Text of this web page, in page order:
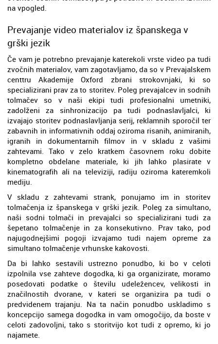
na vpogled.
Prevajanje video materialov iz španskega v
grški jezik
Če vam je potrebno prevajanje katerekoli vrste video pa tudi
zvočnih materialov, vam zagotavljamo, da so v Prevajalskem
centtru Akademije Oxford zbrani strokovnjaki, ki so
specializirani prav za to storitev. Poleg prevajalcev in sodnih
tolmačev so v naši ekipi tudi profesionalni umetniki,
zadolženi za sinhronizacijo pa tudi podnaslavljalci, ki
izvajajo storitev podnaslavljanja serij, reklamnih sporočil ter
zabavnih in informativnih oddaj oziroma risanih, animiranih,
igranih in dokumentarnih filmov in v skladu z vašimi
zahtevami. Tako v zelo kratkem časovnem roku dobite
kompletno obdelane materiale, ki jih lahko plasirate v
kinematografih ali na televiziji, radiju oziroma kateremkoli
mediju.
V skladu z zahtevami strank, ponujamo im in storitev
tolmačenja iz španskega v grški jezik. Poleg za simultano,
naši sodni tolmači in prevajalci so specializirani tudi za
šepetano tolmačenje in za konsekutivno. Prav tako, pod
najugodnejšimi pogoji izvajamo tudi najem opreme za
simultano tolmačenje vrhunske kakovosti.
Da bi lahko sestavili ustrezno ponudbo, ki bo v celoti
izpolnila vse zahteve dogodka, ki ga organizirate, moramo
posedovati podatke o številu udeležencev, velikosti in
značilnostih dvorane, v kateri se organizira pa tudi o
predvidenem trajanju. Na ta način ponudbo uskladimo s
koncepcijo samega dogodka in vam omogočijo, da boste v
celoti zadovoljni, tako s storitvijo kot tudi z opremo, ki jo
najamete.